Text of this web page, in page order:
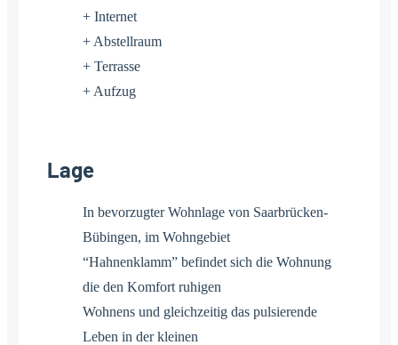
+ Internet
+ Abstellraum
+ Terrasse
+ Aufzug
Lage
In bevorzugter Wohnlage von Saarbrücken-
Bübingen, im Wohngebiet
“Hahnenklamm” befindet sich die Wohnung
die den Komfort ruhigen
Wohnens und gleichzeitig das pulsierende
Leben in der kleinen